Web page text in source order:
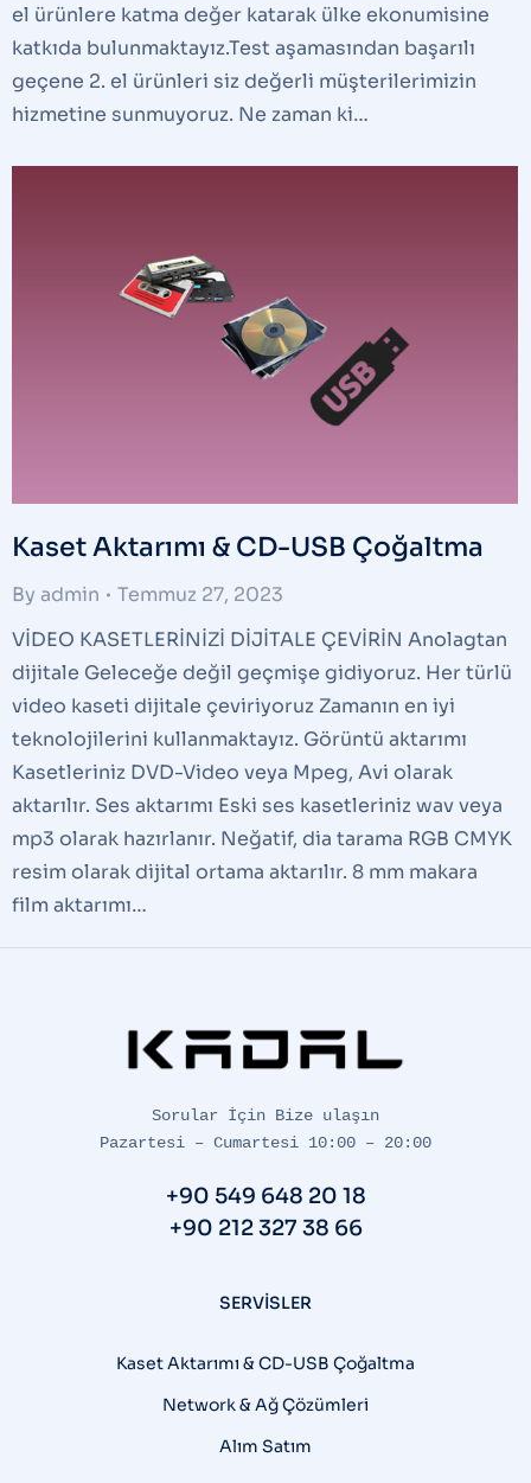
el ürünlere katma değer katarak ülke ekonumisine
katkıda bulunmaktayız.Test aşamasından başarılı
geçene 2. el ürünleri siz değerli müşterilerimizin
hizmetine sunmuyoruz. Ne zaman ki…
Kaset Aktarımı & CD-USB Çoğaltma
By admin
Temmuz 27, 2023
VİDEO KASETLERİNİZİ DİJİTALE ÇEVİRİN Anolagtan
dijitale Geleceğe değil geçmişe gidiyoruz. Her türlü
video kaseti dijitale çeviriyoruz Zamanın en iyi
teknolojilerini kullanmaktayız. Görüntü aktarımı
Kasetleriniz DVD-Video veya Mpeg, Avi olarak
aktarılır. Ses aktarımı Eski ses kasetleriniz wav veya
mp3 olarak hazırlanır. Neğatif, dia tarama RGB CMYK
resim olarak dijital ortama aktarılır. 8 mm makara
film aktarımı…
Sorular İçin Bize ulaşın
Pazartesi – Cumartesi 10:00 – 20:00
+90 549 648 20 18
+90 212 327 38 66
SERVISLER
Kaset Aktarımı & CD-USB Çoğaltma
Network & Ağ Çözümleri
Alım Satım